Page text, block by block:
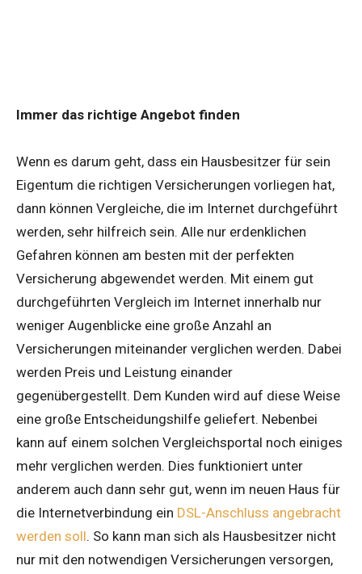
Immer das richtige Angebot finden
Wenn es darum geht, dass ein Hausbesitzer für sein
Eigentum die richtigen Versicherungen vorliegen hat,
dann können Vergleiche, die im Internet durchgeführt
werden, sehr hilfreich sein. Alle nur erdenklichen
Gefahren können am besten mit der perfekten
Versicherung abgewendet werden. Mit einem gut
durchgeführten Vergleich im Internet innerhalb nur
weniger Augenblicke eine große Anzahl an
Versicherungen miteinander verglichen werden. Dabei
werden Preis und Leistung einander
gegenübergestellt. Dem Kunden wird auf diese Weise
eine große Entscheidungshilfe geliefert. Nebenbei
kann auf einem solchen Vergleichsportal noch einiges
mehr verglichen werden. Dies funktioniert unter
anderem auch dann sehr gut, wenn im neuen Haus für
die Internetverbindung ein DSL-Anschluss angebracht
werden soll. So kann man sich als Hausbesitzer nicht
nur mit den notwendigen Versicherungen versorgen,